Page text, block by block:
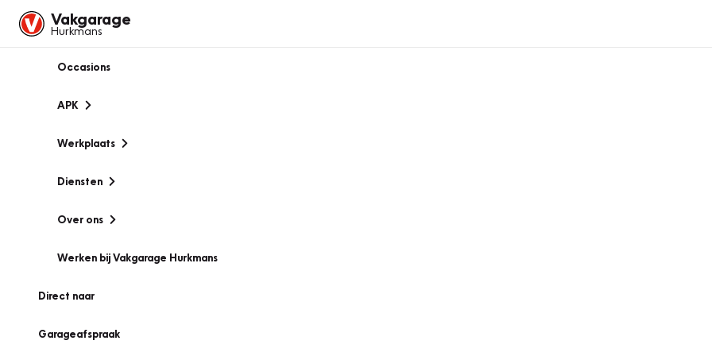
Vakgarage
Hurkmans
Occasions
APK
Werkplaats
Diensten
Over ons
Werken bij Vakgarage Hurkmans
Direct naar
Garageafspraak